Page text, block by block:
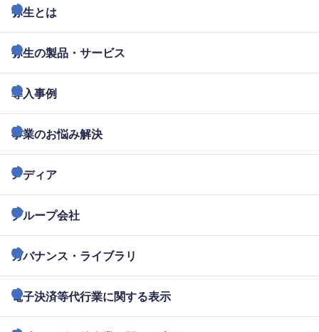
弥生とは
弥生の製品・サービス
導入事例
事業のお悩み解決
メディア
グループ会社
ガバナンス・ライブラリ
電子決済等代行業に関する表示